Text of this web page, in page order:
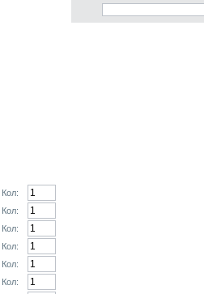
Кол:
Кол:
Кол:
Кол:
Кол:
Кол: